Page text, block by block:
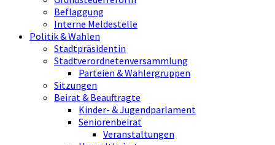
Beflaggung
Interne Meldestelle
Politik & Wahlen
Stadtpräsidentin
Stadtverordnetenversammlung
Parteien & Wählergruppen
Sitzungen
Beirat & Beauftragte
Kinder- & Jugendparlament
Seniorenbeirat
Veranstaltungen